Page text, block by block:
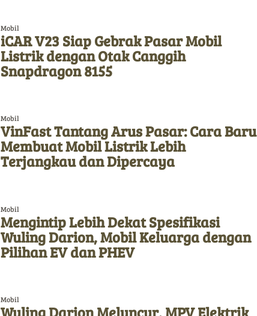
Mobil
iCAR V23 Siap Gebrak Pasar Mobil
Listrik dengan Otak Canggih
Snapdragon 8155
Mobil
VinFast Tantang Arus Pasar: Cara Baru
Membuat Mobil Listrik Lebih
Terjangkau dan Dipercaya
Mobil
Mengintip Lebih Dekat Spesifikasi
Wuling Darion, Mobil Keluarga dengan
Pilihan EV dan PHEV
Mobil